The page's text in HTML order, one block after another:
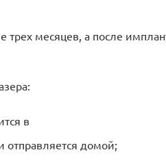
месяцев, а после
в
отправляется домой;